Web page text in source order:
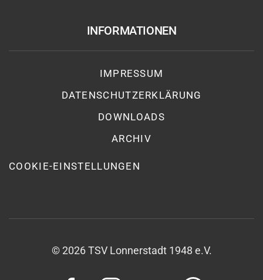
INFORMATIONEN
IMPRESSUM
DATENSCHUTZ­ERKLÄRUNG
DOWNLOADS
ARCHIV
COOKIE-EINSTELLUNGEN
© 2026TSV Lonnerstadt 1948 e.V.